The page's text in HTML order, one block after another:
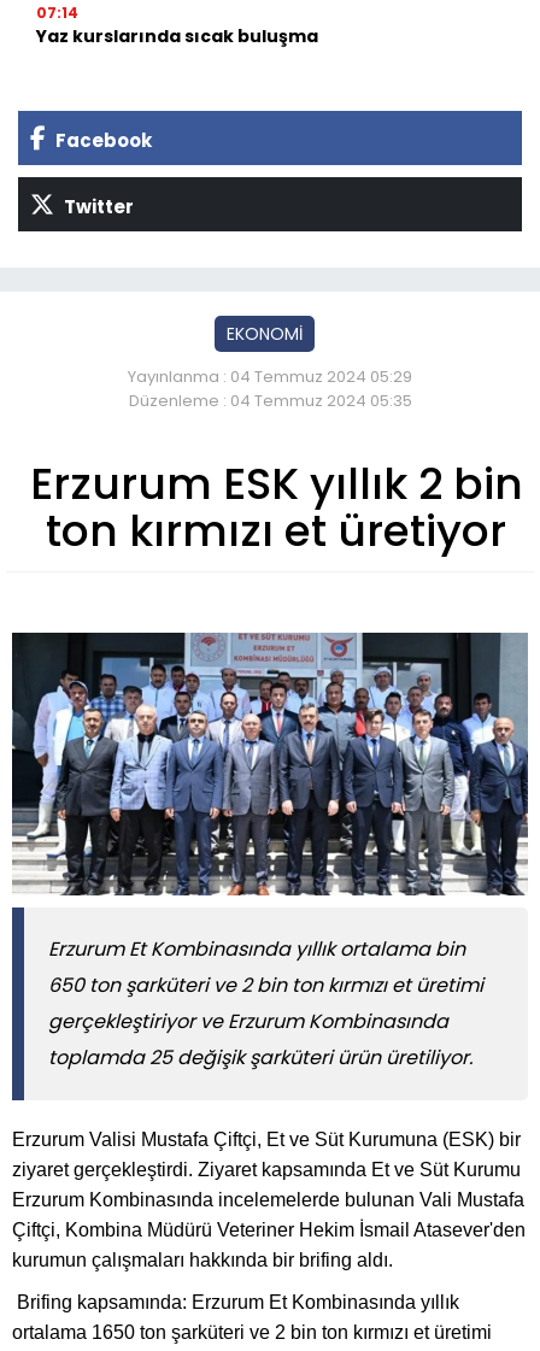
07:14
Yaz kurslarında sıcak buluşma
Facebook
Twitter
EKONOMİ
Yayınlanma : 04 Temmuz 2024 05:29
Düzenleme : 04 Temmuz 2024 05:35
Erzurum ESK yıllık 2 bin
ton kırmızı et üretiyor
Erzurum Et Kombinasında yıllık ortalama bin
650 ton şarküteri ve 2 bin ton kırmızı et üretimi
gerçekleştiriyor ve Erzurum Kombinasında
toplamda 25 değişik şarküteri ürün üretiliyor.
Erzurum Valisi Mustafa Çiftçi, Et ve Süt Kurumuna (ESK) bir
ziyaret gerçekleştirdi. Ziyaret kapsamında Et ve Süt Kurumu
Erzurum Kombinasında incelemelerde bulunan Vali Mustafa
Çiftçi, Kombina Müdürü Veteriner Hekim İsmail Atasever'den
kurumun çalışmaları hakkında bir brifing aldı.
Brifing kapsamında: Erzurum Et Kombinasında yıllık
ortalama 1650 ton şarküteri ve 2 bin ton kırmızı et üretimi